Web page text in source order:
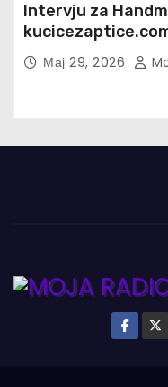
Intervju za
Мај 29, 2026